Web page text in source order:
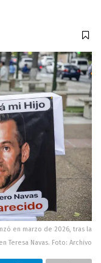
en marzo de 2026, tras la
Teresa Navas. Foto: Archivo